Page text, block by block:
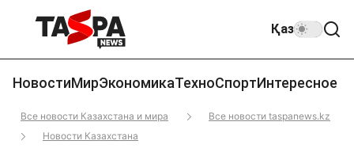
Қаз
НовостиМирЭкономикаТехноСпортИнтересное
Все новости Казахстана и мира
Все новости taspanews.kz
Новости Казахстана